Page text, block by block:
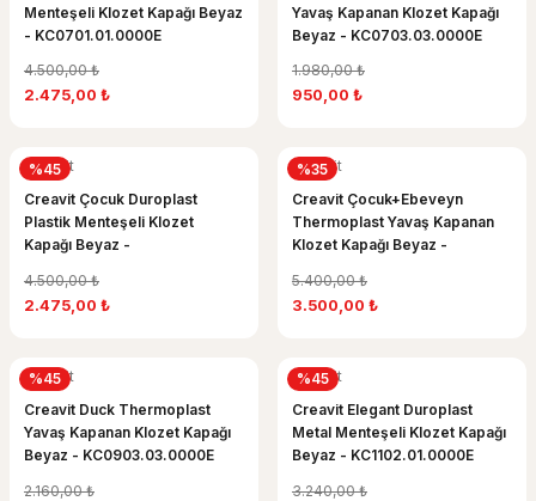
Menteşeli Klozet Kapağı Beyaz
- KC0701.01.0000E
4.500,00 ₺
2.475,00 ₺
Yavaş Kapanan Klozet Kapağı
Beyaz - KC0703.03.0000E
1.980,00 ₺
950,00 ₺
%45
Creavit
Creavit Çocuk Duroplast
Plastik Menteşeli Klozet
Kapağı Beyaz -
4.500,00 ₺
2.475,00 ₺
%35
Creavit
Creavit Çocuk+Ebeveyn
Thermoplast Yavaş Kapanan
Klozet Kapağı Beyaz -
5.400,00 ₺
3.500,00 ₺
%45
Creavit
Creavit Duck Thermoplast
Yavaş Kapanan Klozet Kapağı
Beyaz - KC0903.03.0000E
2.160,00 ₺
%45
Creavit
Creavit Elegant Duroplast
Metal Menteşeli Klozet Kapağı
Beyaz - KC1102.01.0000E
3.240,00 ₺